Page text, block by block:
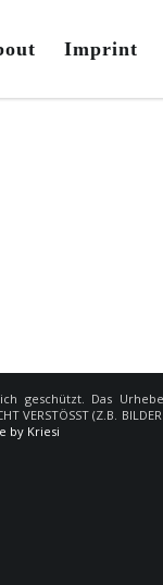
Imprint
geschützt. Das
(Z.B. BILDER
by Kriesi